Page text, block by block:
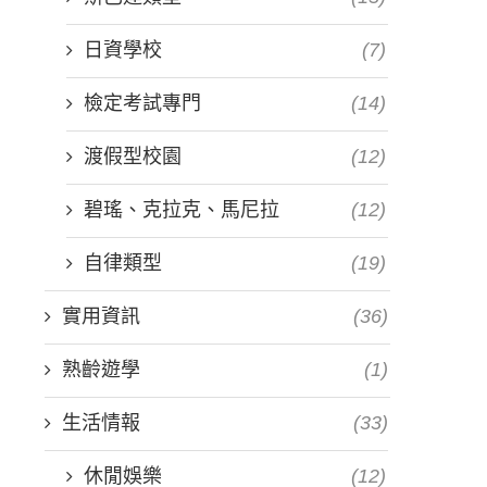
日資學校 (7)
檢定考試專門 (14)
渡假型校園 (12)
碧瑤、克拉克、馬尼拉 (12)
自律類型 (19)
實用資訊 (36)
熟齡遊學 (1)
生活情報 (33)
休閒娛樂 (12)